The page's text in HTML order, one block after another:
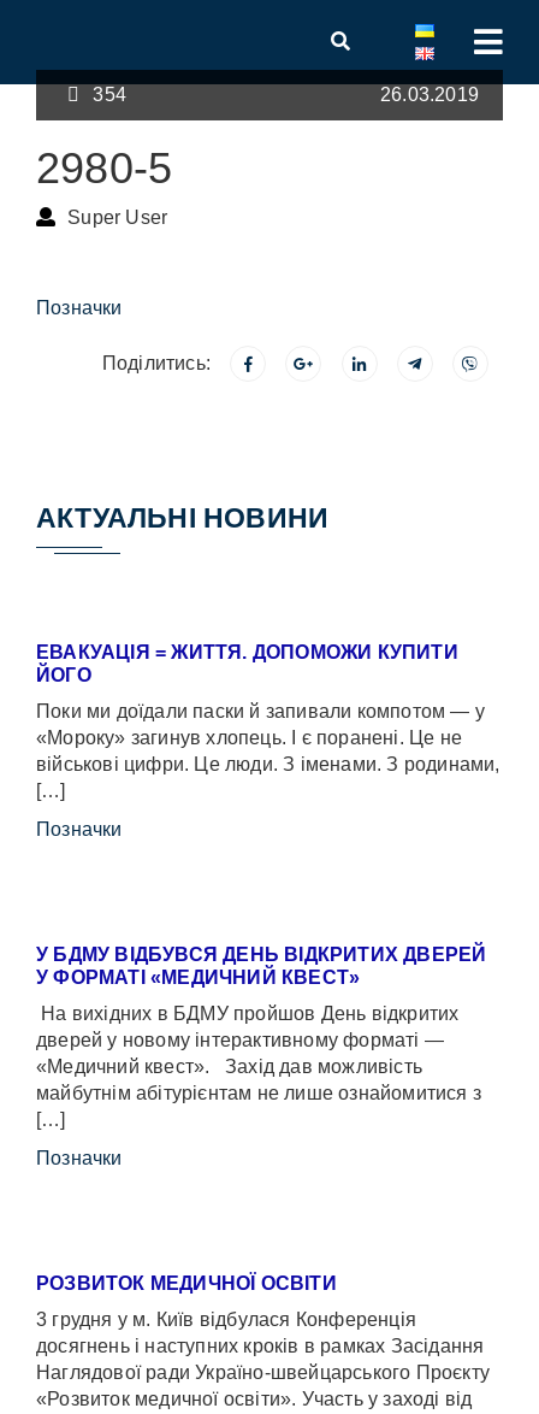
354 26.03.2019
2980-5
Super User
Позначки
Поділитись:
АКТУАЛЬНІ НОВИНИ
ЕВАКУАЦІЯ = ЖИТТЯ. ДОПОМОЖИ КУПИТИ
ЙОГО
Поки ми доїдали паски й запивали компотом — у
«Мороку» загинув хлопець. І є поранені. Це не
військові цифри. Це люди. З іменами. З родинами,
[…]
Позначки
У БДМУ ВІДБУВСЯ ДЕНЬ ВІДКРИТИХ ДВЕРЕЙ
У ФОРМАТІ «МЕДИЧНИЙ КВЕСТ»
На вихідних в БДМУ пройшов День відкритих
дверей у новому інтерактивному форматі —
«Медичний квест». Захід дав можливість
майбутнім абітурієнтам не лише ознайомитися з
[…]
Позначки
РОЗВИТОК МЕДИЧНОЇ ОСВІТИ
3 грудня у м. Київ відбулася Конференція
досягнень і наступних кроків в рамках Засідання
Наглядової ради Україно-швейцарського Проєкту
«Розвиток медичної освіти». Участь у заході від